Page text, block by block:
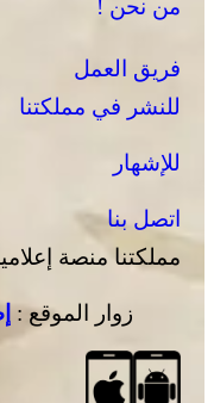
من نحن !
فريق العمل
للنشر في مملكتنا
للإشهار
اتصل بنا
مملكتنا منصة
زوار الموقع :